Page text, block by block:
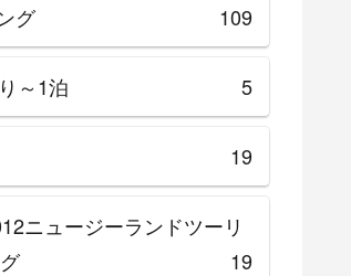
グ 109
～1泊 5
19
ニュージーランドツーリ
19